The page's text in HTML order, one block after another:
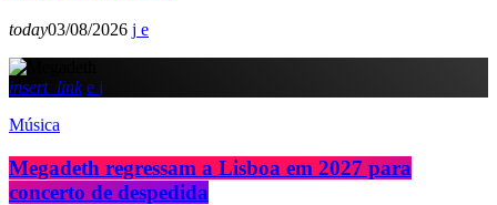
today03/08/2026
insert_link
Música
Megadeth regressam a Lisboa em 2027 para
concerto de despedida